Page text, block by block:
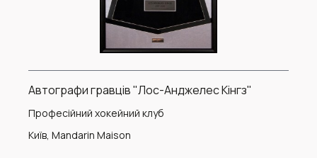
Автографи гравців "Лос-Анджелес Кінгз"
Професійний хокейний клуб
Київ, Mandarin Maison